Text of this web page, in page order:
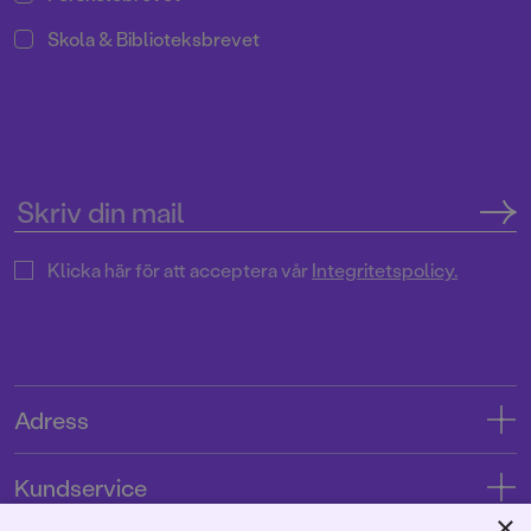
Skola & Biblioteksbrevet
Klicka här för att acceptera vårIntegritetspolicy.
Adress
Kundservice